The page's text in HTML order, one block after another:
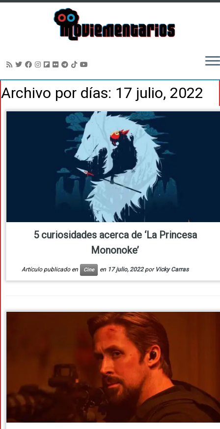
al
Archivo por días: 17 julio, 2022
5 curiosidades acerca de ‘La Princesa
Mononoke’
Artículo publicado en Cine en 17 julio, 2022 por Vicky Carras